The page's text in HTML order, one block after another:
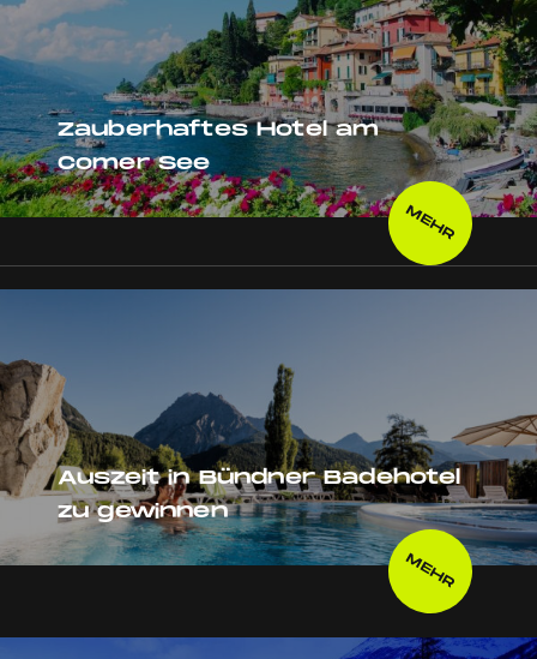
Zauberhaftes Hotel am
Comer See
MEHR
Auszeit in Bündner Badehotel
zu gewinnen
MEHR